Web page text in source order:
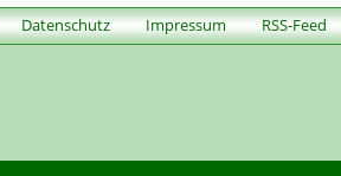
Datenschutz Impressum RSS-Feed